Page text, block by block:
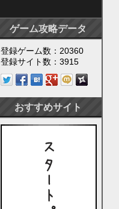
ゲーム攻略データ
登録ゲーム数：20360
登録サイト数：3915
おすすめサイト